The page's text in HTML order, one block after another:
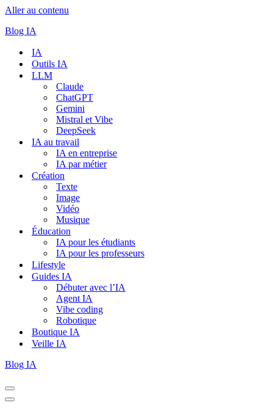
Aller au contenu
Blog IA
IA
Outils IA
LLM
Claude
ChatGPT
Gemini
Mistral et Vibe
DeepSeek
IA au travail
IA en entreprise
IA par métier
Création
Texte
Image
Vidéo
Musique
Éducation
IA pour les étudiants
IA pour les professeurs
Lifestyle
Guides IA
Débuter avec l’IA
Agent IA
Vibe coding
Robotique
Boutique IA
Veille IA
Blog IA
Menu
de
Menu